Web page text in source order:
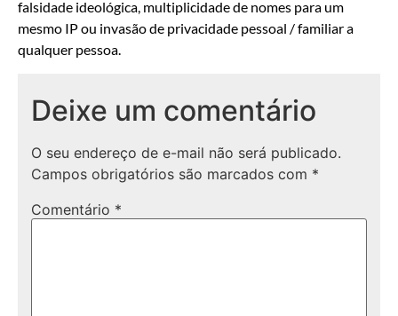
falsidade ideológica, multiplicidade de nomes para um
mesmo IP ou invasão de privacidade pessoal / familiar a
qualquer pessoa.
Deixe um comentário
O seu endereço de e-mail não será publicado.
Campos obrigatórios são marcados com *
Comentário *